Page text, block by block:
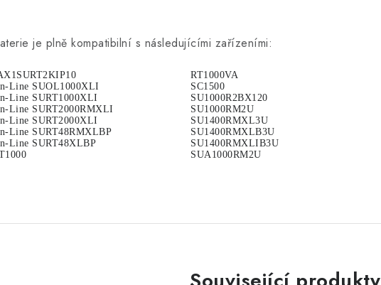
je plně kompatibilní s následujícími zařízeními:
Line SUOL1000XLI
Line SURT1000XLI
Line SURT2000RMXLI
Line SURT2000XLI
Line SURT48RMXLBP
Line SURT48XLBP
RT1000VA
SC1500
SU1000R2BX120
SU1000RM2U
SU1400RMXL3U
SU1400RMXLB3U
SU1400RMXLIB3U
SUA1000RM2U